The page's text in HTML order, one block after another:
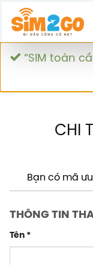
Chuyển
đến
dung
“SIM toàn
CHI
Bạn có mã
THÔNG TIN
Tên *